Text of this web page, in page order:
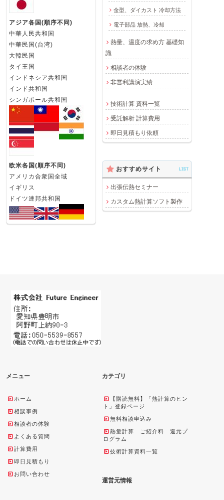
金型、ダイカスト 冷却方法
電子部品 放熱、冷却
熱量、温度の求め方 基礎知
識
相談者の体験
非営利講演実績
技術計算 資料一覧
受託解析 計算費用
即日見積もり依頼
アジア各国(順序不同)
中華人民共和国
中華民国(台湾)
大韓民国
タイ王国
インドネシア共和国
インド共和国
シンガポール共和国
欧米各国(順序不同)
アメリカ合衆国全域
イギリス
ドイツ連邦共和国
おすすめサイト LIST
出張伝熱セミナー
カスタム熱計算ソフト製作
メニュー
ホーム
相談事例
相談者の体験
よくある質問
計算費用
即日見積もり
お問い合わせ
カテゴリ
【購読無料】「熱計算のヒン
ト」登録ページ
無料相談申込み
熱量計算 ご紹介料 還元プ
ログラム
技術計算資料一覧
運営元情報